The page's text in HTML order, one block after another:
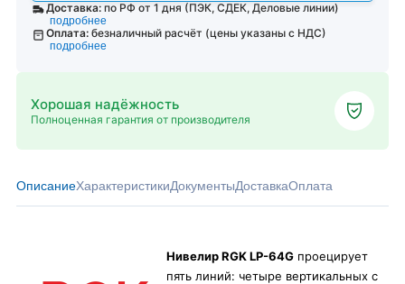
Доставка: по РФ от 1 дня (ПЭК, СДЕК, Деловые линии)
подробнее
Оплата: безналичный расчёт (цены указаны с НДС)
подробнее
Хорошая надёжность
Полноценная гарантия от производителя
ОписаниеХарактеристикиДокументыДоставкаОплата
Нивелир RGK LP-64G проецирует
пять линий: четыре вертикальных с